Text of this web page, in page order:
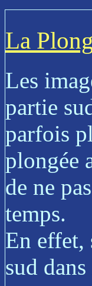
La
Les
partie
parfois
plongée
de ne
temps.
En effet,
sud